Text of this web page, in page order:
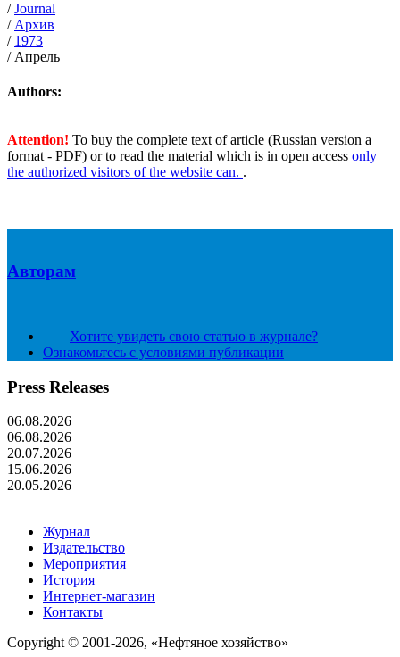
/Journal
/ Архив
/ 1973
/ Апрель
Authors:
Attention! To buy the complete text of article (Russian version a
format - PDF) or to read the material which is in open access only
the authorized visitors of the website can. .
Авторам
Хотите увидеть свою статью в журнале?
Ознакомьтесь с условиями публикации
Press Releases
06.08.2026
06.08.2026
20.07.2026
15.06.2026
20.05.2026
Журнал
Издательство
Мероприятия
История
Интернет-магазин
Контакты
Copyright © 2001-2026, «Нефтяное хозяйство»